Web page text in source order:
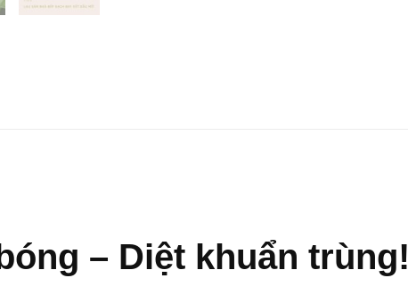
– Diệt khuẩn trùng!